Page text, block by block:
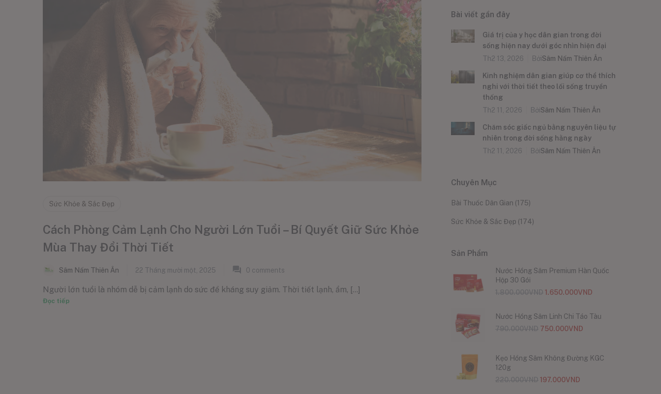
Sức Khỏe & Sắc Đẹp
Cách Phòng Cảm Lạnh Cho Người Lớn Tuổi – Bí Quyết Giữ Sức Khỏe
Mùa Thay Đổi Thời Tiết
Sâm Nấm Thiên Ân 22 Tháng mười một, 2025 0 comments
Người lớn tuổi là nhóm dễ bị cảm lạnh do sức đề kháng suy giảm. Thời tiết lạnh, ẩm, [...]
Đọc tiếp
Bài viết gần đây
Giá trị của y học dân gian trong đời
sống hiện nay dưới góc nhìn hiện đại
Th2 13, 2026
BởiSâm Nấm Thiên Ân
Kinh nghiệm dân gian giúp cơ thể thích
nghi với thời tiết theo lối sống truyền
thống
Th2 11, 2026
BởiSâm Nấm Thiên Ân
Chăm sóc giấc ngủ bằng nguyên liệu tự
nhiên trong đời sống hằng ngày
Th2 11, 2026
BởiSâm Nấm Thiên Ân
Chuyên Mục
Bài Thuốc Dân Gian (175)
Sức Khỏe & Sắc Đẹp (174)
Sản Phẩm
Nước Hồng Sâm Premium Hàn Quốc
Hộp 30 Gói
1.650.000VND
Nước Hồng Sâm Linh Chi Táo Tàu
750.000VND
Kẹo Hồng Sâm Không Đường KGC
120g
197.000VND